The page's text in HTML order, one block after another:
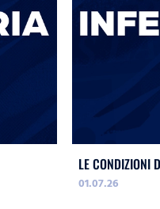
LE CONDIZIONI
01.07.26